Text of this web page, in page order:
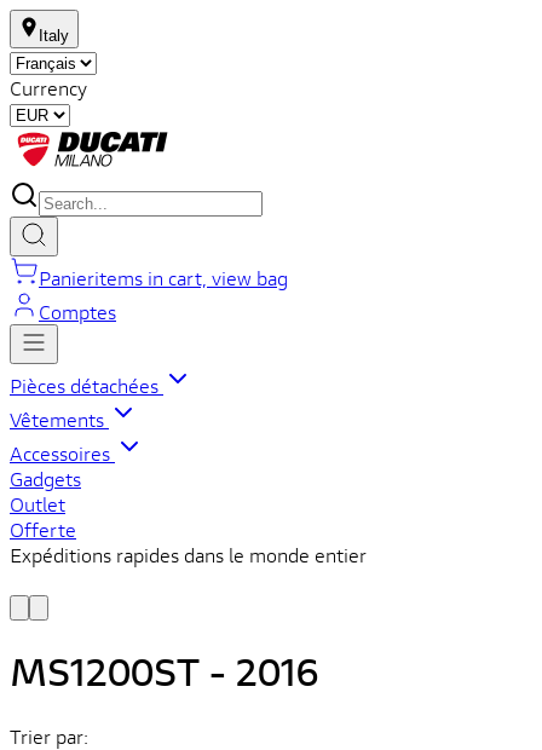
Italy
Currency
Panieritems in cart, view bag
Comptes
Pièces détachées
Vêtements
Accessoires
Gadgets
Outlet
Offerte
Expéditions rapides dans le monde entier
MS1200ST - 2016
Trier par: